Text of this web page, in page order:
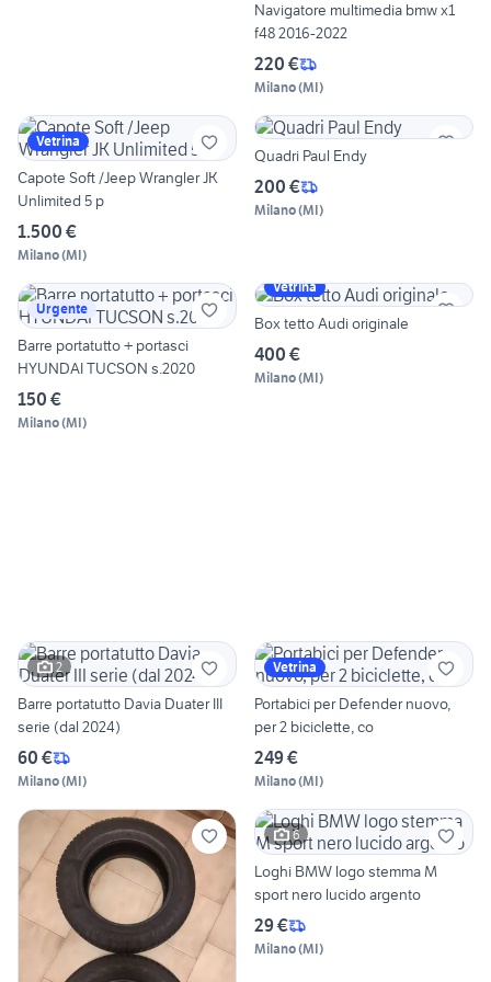
Navigatore multimedia bmw x1
f48 2016-2022
220 €
Milano(MI)
Vetrina
Capote Soft /Jeep Wrangler JK
Unlimited 5 p
1.500 €
Milano(MI)
Quadri Paul Endy
200 €
Milano(MI)
Urgente
Barre portatutto + portasci
HYUNDAI TUCSON s.2020
150 €
Milano(MI)
Vetrina
Box tetto Audi originale
400 €
Milano(MI)
2
Barre portatutto Davia Duater III
serie (dal 2024)
60 €
Milano(MI)
Vetrina
Portabici per Defender nuovo,
per 2 biciclette, co
249 €
Milano(MI)
6
Loghi BMW logo stemma M
sport nero lucido argento
29 €
Milano(MI)